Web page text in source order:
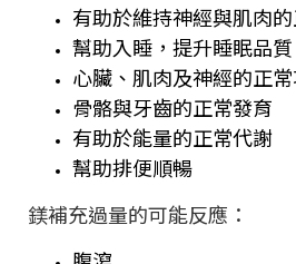
有助於維持神經與肌肉
幫助入睡，提升睡眠品質
心臟、肌肉及神經的正
骨骼與牙齒的正常發育
有助於能量的正常代謝
幫助排便順暢
鎂補充過量的可能反應：